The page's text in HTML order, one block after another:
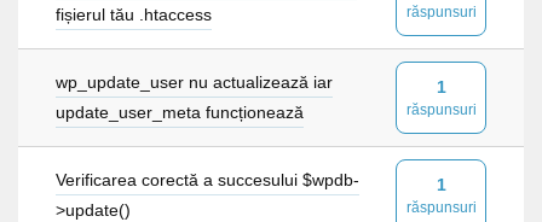
fișierul tău .htaccess
răspunsuri
wp_update_user nu actualizează iar
update_user_meta funcționează
1
răspunsuri
Verificarea corectă a succesului $wpdb-
>update()
1
răspunsuri